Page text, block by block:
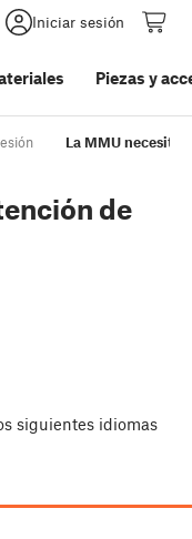
Iniciar sesión
Piezas y
La MMU necesita
de
siguientes idiomas